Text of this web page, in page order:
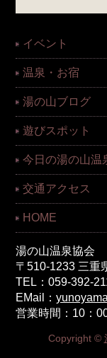
イベント
温泉・お宿
湯の山ブログ
遊びスポット
今日の湯の山温
交通アクセス
HOME
湯の山温泉協会
〒510-1233 三重
TEL：059-392-
EMail：
営業時間：10：
Copyright ©